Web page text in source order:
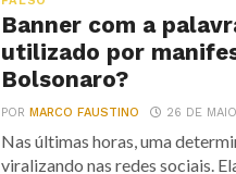
Banner com a
utilizado por
Bolsonaro?
PORMARCO FAUSTINO 26 DE
Nas últimas horas, uma
viralizando nas redes sociais.